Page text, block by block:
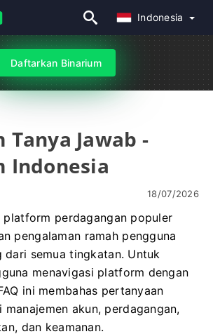
Indonesia
Daftarkan Binarium
Jawab -
Indonesia
18/07/2026
platform perdagangan populer
pengalaman ramah pengguna
dari semua tingkatan. Untuk
menavigasi platform dengan
ini membahas pertanyaan
manajemen akun, perdagangan,
dan keamanan.